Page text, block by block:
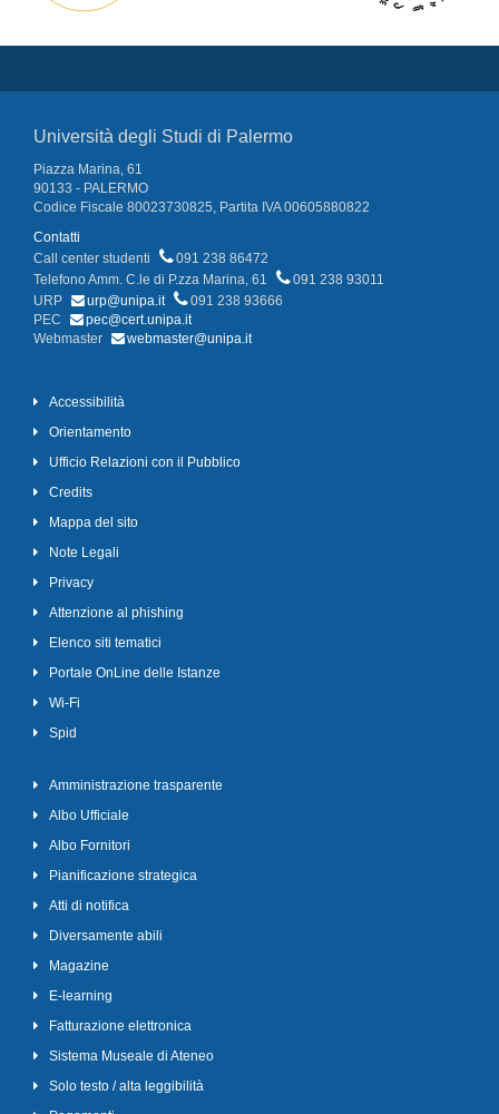
Università degli Studi di Palermo
Piazza Marina, 61
90133 - PALERMO
Codice Fiscale 80023730825, Partita IVA 00605880822
Contatti
Call center studenti
091 238 86472
Telefono Amm. C.le di P.zza Marina, 61
091 238 93011
URP
urp@unipa.it
091 238 93666
PEC
pec@cert.unipa.it
Webmaster
webmaster@unipa.it
Accessibilità
Orientamento
Ufficio Relazioni con il Pubblico
Credits
Mappa del sito
Note Legali
Privacy
Attenzione al phishing
Elenco siti tematici
Portale OnLine delle Istanze
Wi-Fi
Spid
Amministrazione trasparente
Albo Ufficiale
Albo Fornitori
Pianificazione strategica
Atti di notifica
Diversamente abili
Magazine
E-learning
Fatturazione elettronica
Sistema Museale di Ateneo
Solo testo / alta leggibilità